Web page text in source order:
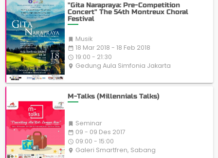
"Gita Narapraya: Pre-Competition
Concert" The 54th Montreux Choral
Festival
 Musik
date_range 18 Mar 2018 - 18 Feb 2018
access_time 19:00 - 21:30
place Gedung Aula Simfonia Jakarta
M-Talks (Millennials Talks)
 Seminar
date_range 09 - 09 Des 2017
access_time 09:00 - 15:00
place Galeri Smartfren, Sabang